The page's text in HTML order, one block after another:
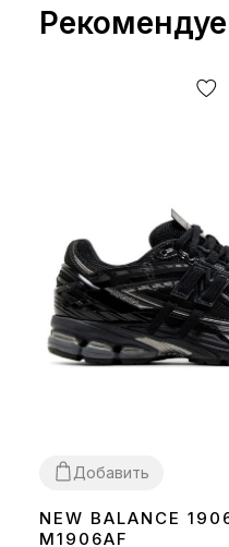
Добавить
3637 3839404142 4344
NEW BALANCE
M1906AF